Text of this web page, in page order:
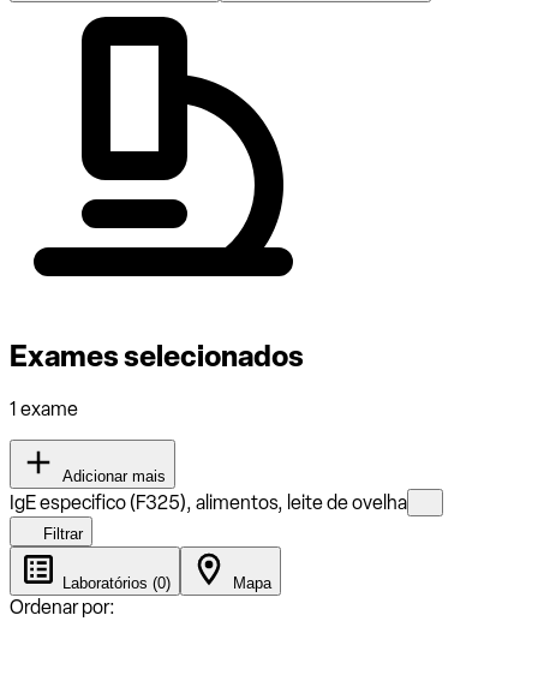
Exames selecionados
1 exame
Adicionar mais
IgE especifico (F325), alimentos, leite de ovelha
Filtrar
Laboratórios (0) Mapa
Ordenar por: